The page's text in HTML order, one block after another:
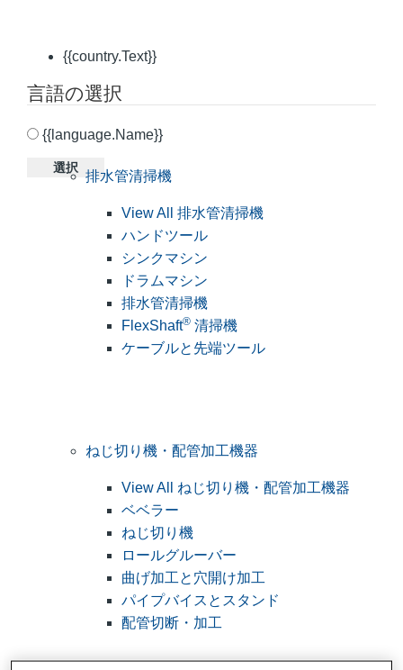
{{country.Text}}
言語の選択
{{language.Name}}
選択
排水管清掃機
View All 排水管清掃機
ハンドツール
シンクマシン
ドラムマシン
排水管清掃機
FlexShaft® 清掃機
ケーブルと先端ツール
ねじ切り機・配管加工機器
View All ねじ切り機・配管加工機器
ベベラー
ねじ切り機
ロールグルーバー
曲げ加工と穴開け加工
パイプバイスとスタンド
配管切断・加工